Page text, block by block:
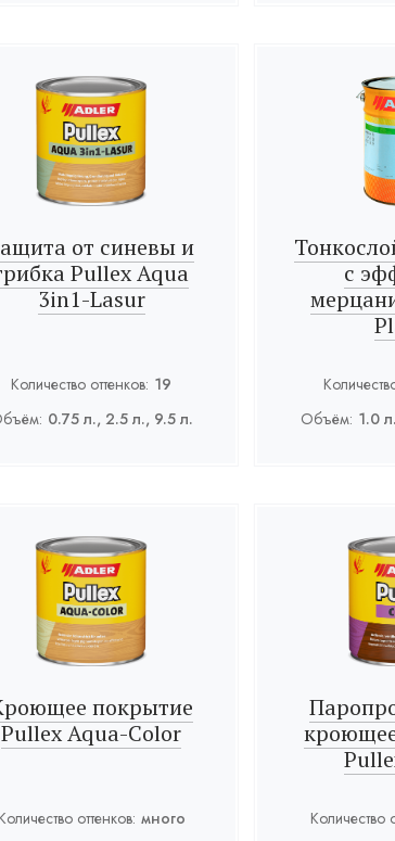
от синевы и
Pullex Aqua
3in1-Lasur
Количество оттенков: 19
0.75 л., 2.5 л., 9.5 л.
с
Объём: 1.0
покрытие
Pullex Aqua-Color
оттенков: много
Количество